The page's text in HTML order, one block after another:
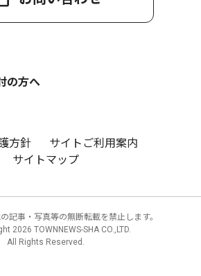
の方へ
方針
サイトご利用案内
サイトマップ
記事・写真等の無断転載を禁止します。
2026 TOWNNEWS-SHA CO.,LTD.
All Rights Reserved.